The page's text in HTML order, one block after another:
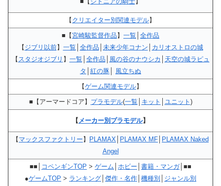
【 クリエイター別関連モデル】
■【宮崎駿監督作品 】 一覧 全作品
【 ジブリ以前】 一覧 全作品 未来少年コナン
カリオストロの城
【 スタジオジブリ 】 一覧 全作品 風の谷のナウシカ
天空の城ラピュ
タ
紅の豚 風立ちぬ
【ゲーム関連モデル】
■【アーマードコア】 プラモデル(一覧 キット ユニット )
【メーカー別プラモデル】
【 マックスファクトリー 】 PLAMAX PLAMAX MF
PLAMAX Naked
Angel
■■│ コペンギンTOP > ゲーム ホビー 書籍・マンガ│■■
●ゲームTOP > ランキング 傑作・名作 機種別
ジャンル別